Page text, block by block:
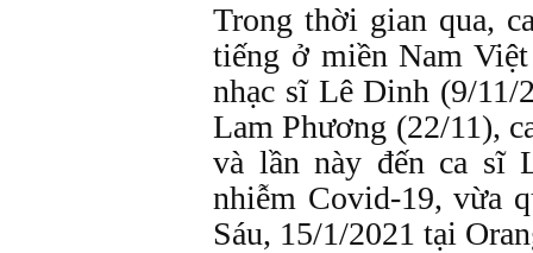
Trong thời gian qua,
tiếng ở miền Nam
nhạc sĩ Lê Dinh (9/11/
Lam Phương (22/11),
và lần này đến ca sĩ
nhiễm Covid-19, vừa
Sáu, 15/1/2021 tại